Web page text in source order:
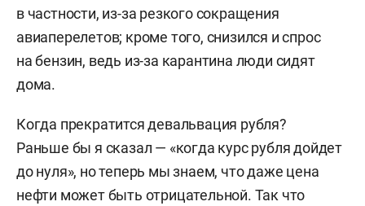
в частности, из-за резкого сокращения
авиаперелетов; кроме того, снизился и спрос
на бензин, ведь из-за карантина люди сидят
дома.
Когда прекратится девальвация рубля?
Раньше бы я сказал — «когда курс рубля дойдет
до нуля», но теперь мы знаем, что даже цена
нефти может быть отрицательной. Так что